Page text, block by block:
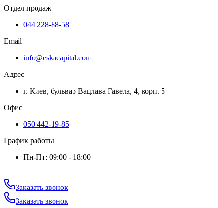
Отдел продаж
044 228-88-58
Email
info@eskacapital.com
Адрес
г. Киев, бульвар Вацлава Гавела, 4, корп. 5
Офис
050 442-19-85
График работы
Пн-Пт: 09:00 - 18:00
Заказать звонок
Заказать звонок